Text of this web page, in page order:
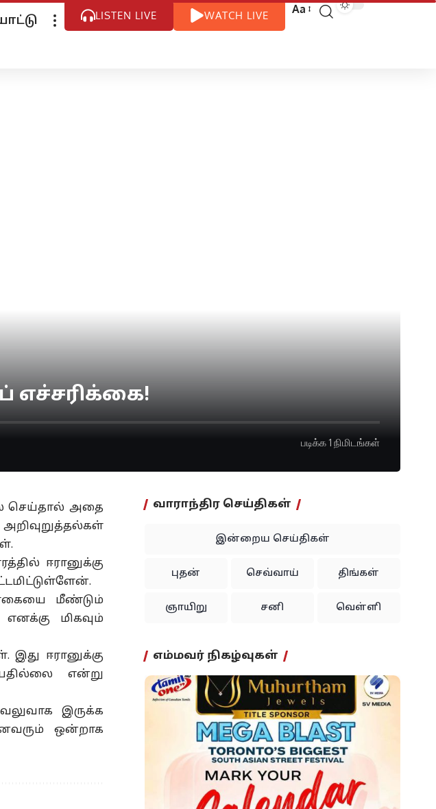
LISTEN LIVE WATCH LIVE Aa
எச்சரிக்கை!
படிக்க 1 நிமிடங்கள்
செய்தால் அதை
ஈரானுக்கு
மீண்டும்
மிகவும்
இது ஈரானுக்கு
என்று
இருக்க
ஒன்றாக
வாராந்திர செய்திகள்
இன்றைய செய்திகள்
புதன் செவ்வாய் திங்கள்
ஞாயிறு சனி வெள்ளி
எம்மவர் நிகழ்வுகள்